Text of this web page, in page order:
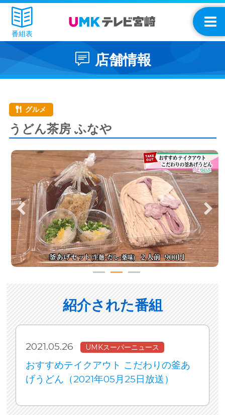
番組表
店舗情報
グルメ
うどん茶房 ふなや
紹介された番組
2021.05.26 UMKスーパーニュース
おすすめテイクアウト こだわりの釜あ
げうどん（2021年05月25日放送）